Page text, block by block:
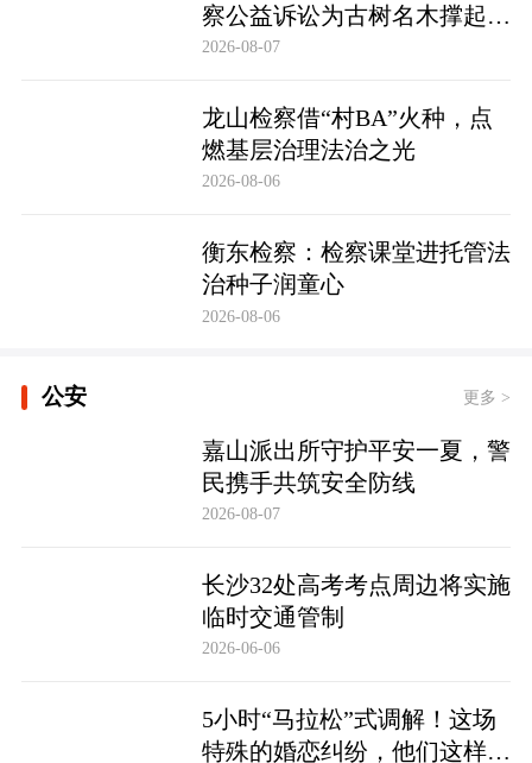
察公益诉讼为古树名木撑起法
治“保护伞”
2026-08-07
龙山检察借“村BA”火种，点
燃基层治理法治之光
2026-08-06
衡东检察：检察课堂进托管法
治种子润童心
2026-08-06
公安 更多 >
嘉山派出所守护平安一夏，警
民携手共筑安全防线
2026-08-07
长沙32处高考考点周边将实施
临时交通管制
2026-06-06
5小时“马拉松”式调解！这场
特殊的婚恋纠纷，他们这样化